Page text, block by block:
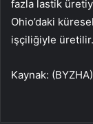
fazla lastik
Ohio’daki
işçiliğiyle üretilir.
Kaynak: